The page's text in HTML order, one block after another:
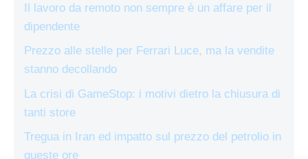
Il lavoro da remoto non sempre è un affare per il
dipendente
Prezzo alle stelle per Ferrari Luce, ma la vendite
stanno decollando
La crisi di GameStop: i motivi dietro la chiusura di
tanti store
Tregua in Iran ed impatto sul prezzo del petrolio in
queste ore